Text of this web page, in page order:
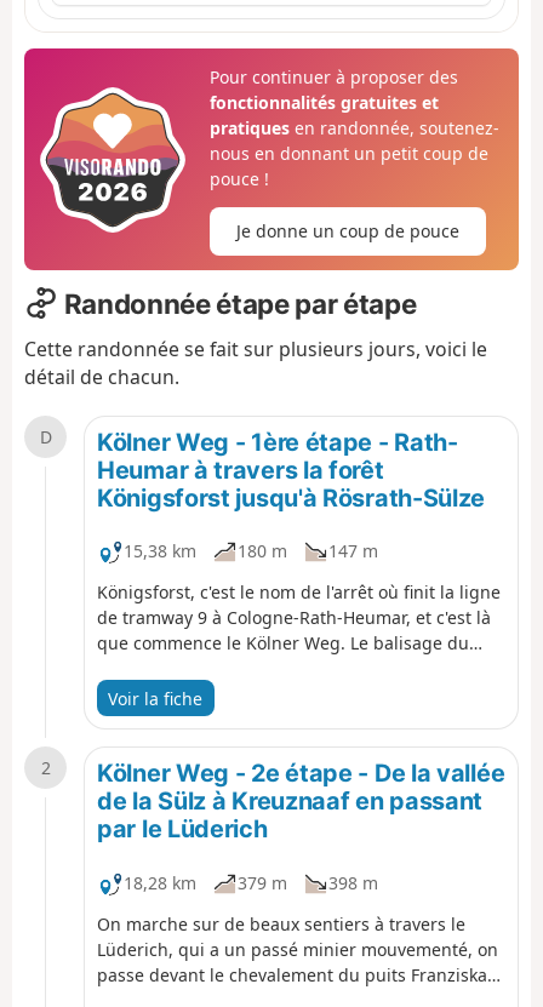
Pour continuer à proposer des
fonctionnalités gratuites et
pratiquesen randonnée, soutenez-
nous en donnant un petit coup de
pouce !
Je donne un coup de pouce
Randonnée étape par étape
Cette randonnée se fait sur plusieurs jours, voici le
détail de chacun.
D
Kölner Weg - 1ère étape - Rath-
Heumar à travers la forêt
Königsforst jusqu'à Rösrath-Sülze
15,38 km 180 m
147 m
Königsforst, c'est le nom de l'arrêt où finit la ligne
de tramway 9 à Cologne-Rath-Heumar, et c'est là
que commence le Kölner Weg. Le balisage du
pour la première fois à cet endroit, nous guidera
désormais en toute sécurité à travers le sud du
Bergisches Land et le Westerwald sur 253
kilomètres jusqu'à Königswinter. On commence
par flâner dans un paysage qui ressemble à un
parc, puis dans une forêt sauvage. Sur des
chemins larges et en pente douce, on passe
devant un bassin de marche, le Kaisereiche, et on
traverse l'ancienne voie ferrée Bensberg -
Rösrath, avant de traverser la paisible vallée du
Wahlbach jusqu'à Lehmbach et Sülze via le
Tütberg.
Voir la fiche
2
Kölner Weg - 2e étape - De la vallée
de la Sülz à Kreuznaaf en passant
par le Lüderich
18,28 km 379 m
398 m
On marche sur de beaux sentiers à travers le
Lüderich, qui a un passé minier mouvementé, on
passe devant le chevalement du puits Franziska